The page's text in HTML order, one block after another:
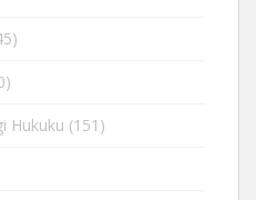
Hukuku (151)